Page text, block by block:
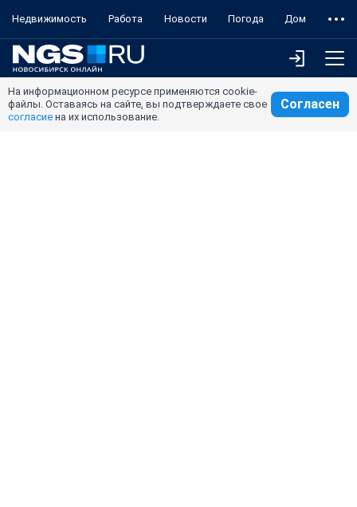
Недвижимость Работа Новости Погода Дом
На информационном ресурсе применяются cookie-
файлы. Оставаясь на сайте, вы подтверждаете свое
согласие на их использование.
Согласен